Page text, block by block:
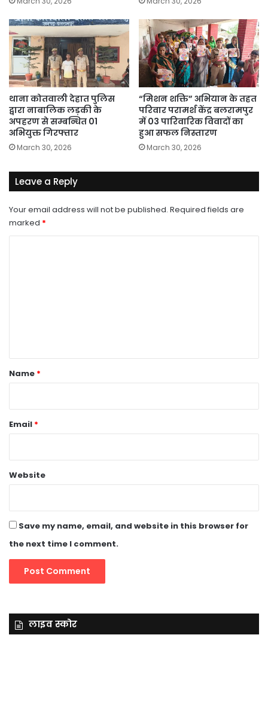
थाना कोतवाली देहात पुलिस
द्वारा नाबालिक लड़की के
अपहरण से सम्बन्धित 01
अभियुक्त गिरफ्तार
March 30, 2026
“मिशन शक्ति” अभियान के तहत
परिवार परामर्श केंद्र बलरामपुर
में 03 पारिवारिक विवादों का
हुआ सफल निस्तारण
March 30, 2026
Leave a Reply
Your email address will not be published. Required fields are
marked *
*Name *
Email *
Website
Save my name, email, and website in this browser for
the next time I comment.
लाइव स्कोर